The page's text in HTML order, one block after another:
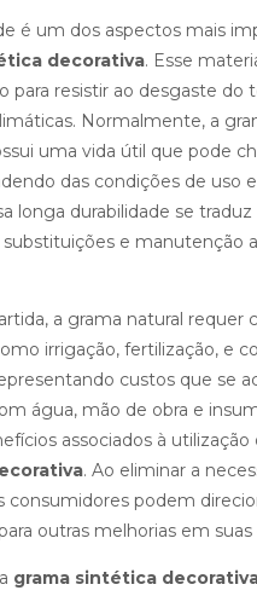
é um dos aspectos mais
decorativa. Esse
para resistir ao desgaste do
Normalmente, a
uma vida útil que pode
das condições de uso
longa durabilidade se
e manutenção
a grama natural requer
irrigação, fertilização, e
custos que se
água, mão de obra e
associados à utilização
. Ao eliminar a
consumidores podem
outras melhorias em suas
grama sintética